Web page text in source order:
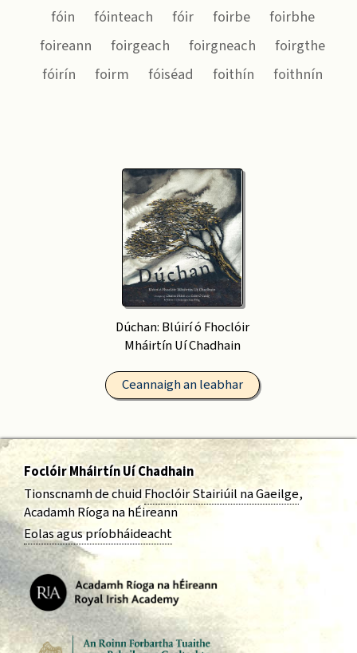
fóin
fóinteach fóir foirbe
foirbhe
foireann
foirgeach foirgneach
foirgthe
fóirín
foirm fóiséad foithín foithnín
Dúchan: Blúirí ó Fhoclóir
Mháirtín Uí Chadhain
Ceannaigh an leabhar
Foclóir Mháirtín Uí Chadhain
Tionscnamh de chuidFhoclóir Stairiúil na Gaeilge,
Acadamh Ríoga na hÉireann
Eolas agus príobháideacht